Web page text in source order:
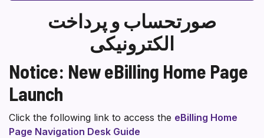
صورتحساب و پرداخت
الکترونیکی
Notice: New eBilling Home Page
Launch
Click the following link to access the eBilling Home
Page Navigation Desk Guide